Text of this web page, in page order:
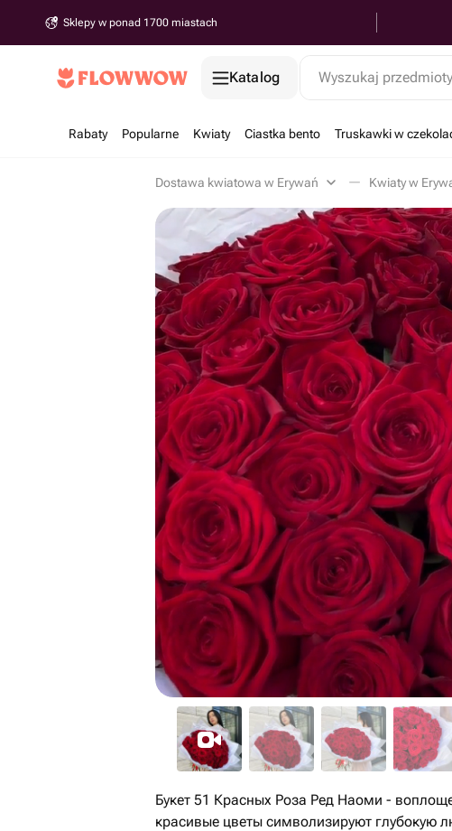
Sklepy w ponad 1700 miastach
Katalog Wyszukaj
Rabaty Popularne Kwiaty Ciastka bento Truskawki w
Dostawa kwiatowa w Erywań Kwiaty w
Букет 51 Красных Роза Ред Наоми -
красивые цветы символизируют глубокую